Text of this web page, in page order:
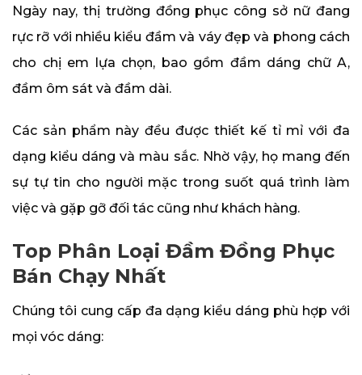
Ngày nay, thị trường đồng phục công sở nữ đang
rực rỡ với nhiều kiểu đầm và váy đẹp và phong cách
cho chị em lựa chọn, bao gồm đầm dáng chữ A,
đầm ôm sát và đầm dài.
Các sản phẩm này đều được thiết kế tỉ mỉ với đa
dạng kiểu dáng và màu sắc. Nhờ vậy, họ mang đến
sự tự tin cho người mặc trong suốt quá trình làm
việc và gặp gỡ đối tác cũng như khách hàng.
Top Phân Loại Đầm Đồng Phục
Bán Chạy Nhất
Chúng tôi cung cấp đa dạng kiểu dáng phù hợp với
mọi vóc dáng: